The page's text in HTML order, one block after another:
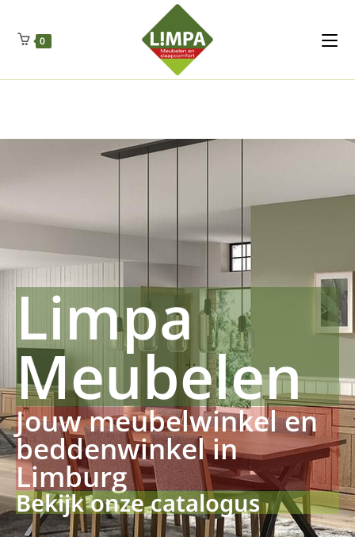
Regenschut
Drueckerpro
Fettsauren Dekemax Kapselmed
Luftkuhlen Zauberfan Netzfenste Insektensc
0
Limpa
Meubelen
Jouw meubelwinkel en
beddenwinkel in
Limburg
Bekijk onze catalogus